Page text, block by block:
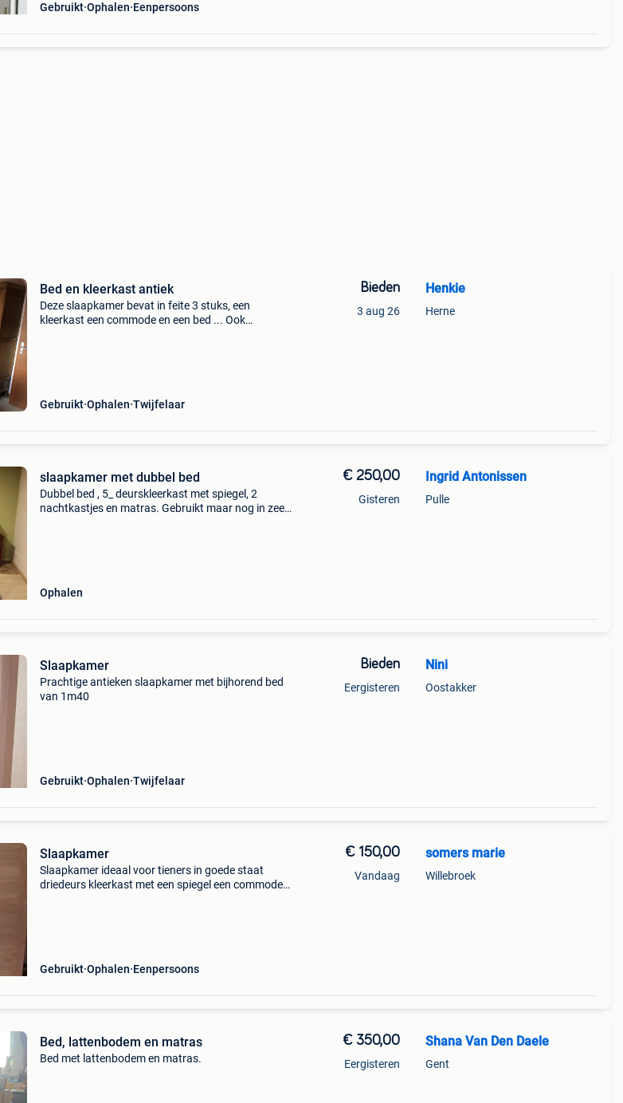
Gebruikt Ophalen Eenpersoons
Bed en kleerkast antiek
Deze slaapkamer bevat in feite 3 stuks, een
kleerkast een commode en een bed ... Ook
Gebruikt Ophalen Twijfelaar
Bieden
3 aug 26
Henkie
Herne
slaapkamer met dubbel bed
Dubbel bed , 5_ deurskleerkast met spiegel, 2
nachtkastjes en matras. Gebruikt maar nog in zeer
Ophalen
€ 250,00
Gisteren
Ingrid Antonissen
Pulle
Slaapkamer
Prachtige antieken slaapkamer met bijhorend bed
van 1m40
Gebruikt Ophalen Twijfelaar
Bieden
Eergisteren
Nini
Oostakker
Slaapkamer
Slaapkamer ideaal voor tieners in goede staat
driedeurs kleerkast met een spiegel een commode
Gebruikt Ophalen Eenpersoons
€ 150,00
Vandaag
somers marie
Willebroek
Bed, lattenbodem en matras
Bed met lattenbodem en matras.
€ 350,00
Eergisteren
Shana Van Den Daele
Gent